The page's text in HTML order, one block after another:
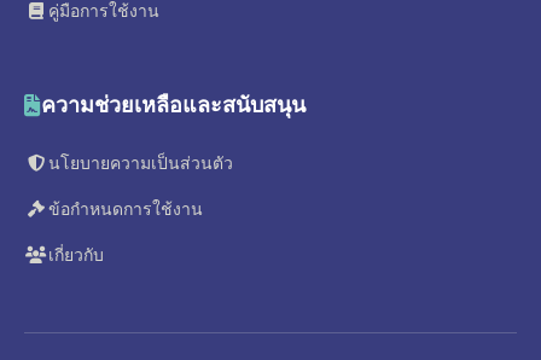
คู่มือการใช้งาน
ความช่วยเหลือและสนับสนุน
นโยบายความเป็นส่วนตัว
ข้อกำหนดการใช้งาน
เกี่ยวกับ